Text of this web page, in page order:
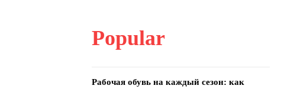
Popular
Рабочая обувь на каждый сезон: как